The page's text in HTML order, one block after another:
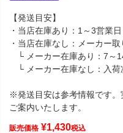
【発送目安】
・当店在庫あり：1～3営業日
・当店在庫なし：メーカー
└ メーカー在庫あり：7～
└ メーカー在庫なし：入荷
※発送目安は参考情報です。
ご案内いたします。
販売価格 ¥1,430税込